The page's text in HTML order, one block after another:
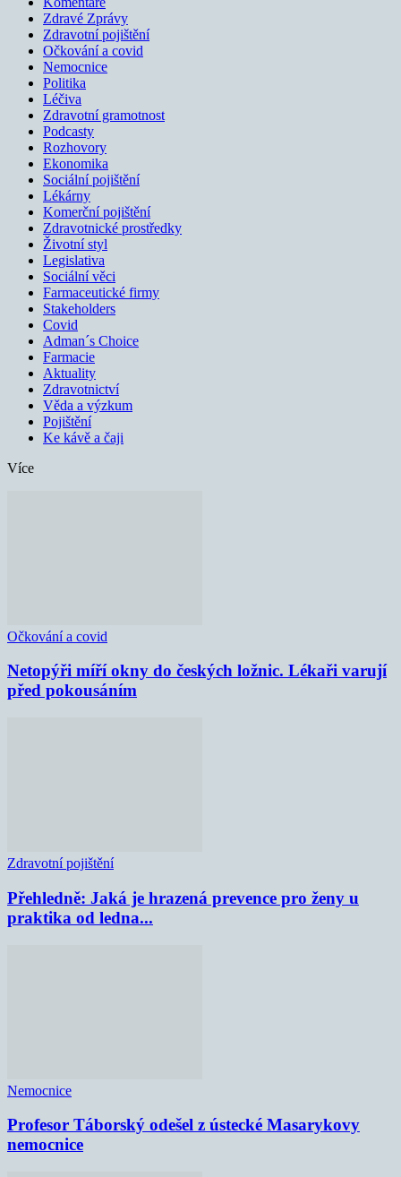
Zdravé Zprávy
Zdravotní pojištění
Očkování a covid
Nemocnice
Politika
Léčiva
Zdravotní gramotnost
Podcasty
Rozhovory
Ekonomika
Sociální pojištění
Lékárny
Komerční pojištění
Zdravotnické prostředky
Životní styl
Legislativa
Sociální věci
Farmaceutické firmy
Stakeholders
Covid
Adman´s Choice
Farmacie
Aktuality
Zdravotnictví
Věda a výzkum
Pojištění
Ke kávě a čaji
Více
Očkování a covid
Netopýři míří okny do českých ložnic. Lékaři varují
před pokousáním
Zdravotní pojištění
Přehledně: Jaká je hrazená prevence pro ženy u
praktika od ledna...
Nemocnice
Profesor Táborský odešel z ústecké Masarykovy
nemocnice